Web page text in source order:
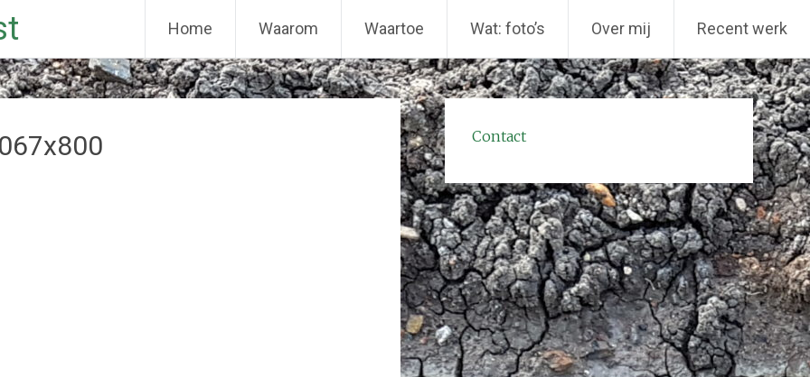
Home Waarom Waartoe Wat: foto’s Over mij Recent werk
Contact